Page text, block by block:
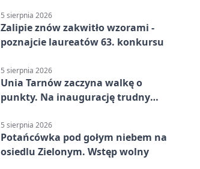
5 sierpnia 2026
Zalipie znów zakwitło wzorami -
poznajcie laureatów 63. konkursu
5 sierpnia 2026
Unia Tarnów zaczyna walkę o
punkty. Na inaugurację trudny
5 sierpnia 2026
Potańcówka pod gołym niebem na
osiedlu Zielonym. Wstęp wolny